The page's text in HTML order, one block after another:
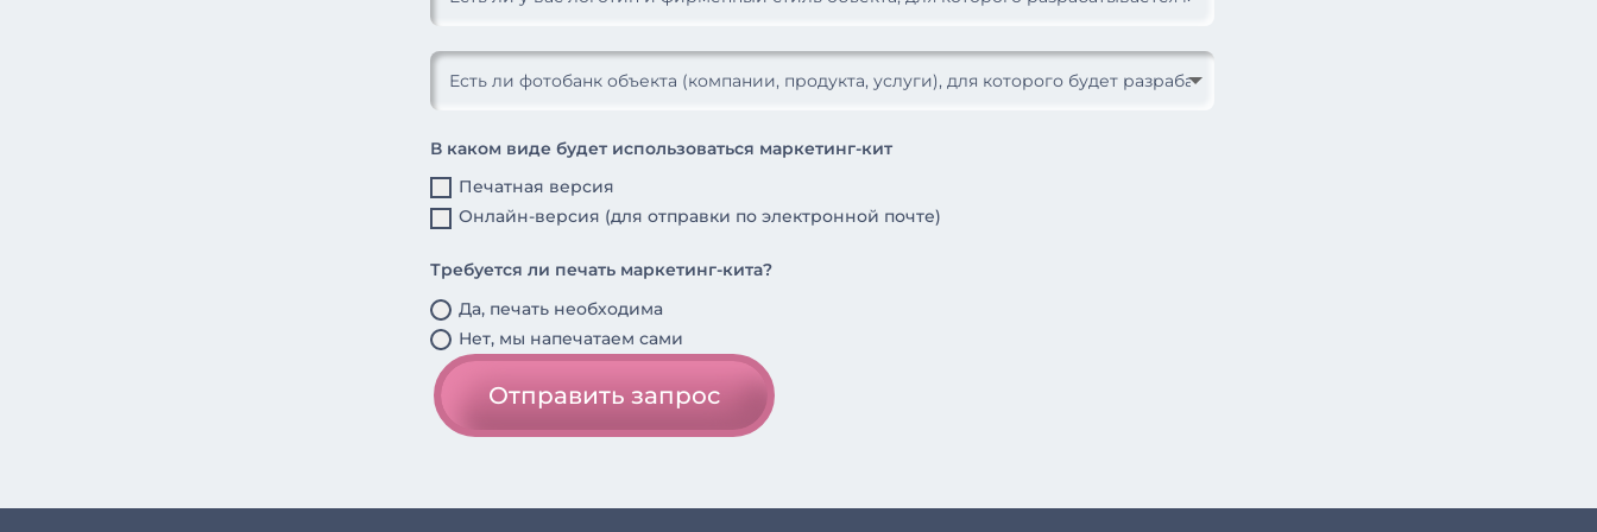
В каком виде будет использоваться маркетинг-кит
Печатная версия
Онлайн-версия (для отправки по электронной почте)
Требуется ли печать маркетинг-кита?
Да, печать необходима
Нет, мы напечатаем сами
Отправить запрос